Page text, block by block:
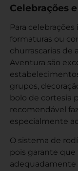
Celebrações
Para
formaturas ou
churrascarias de
Aventura são
grupos,
bolo de cortesia
recomendável
especialmente
O sistema de
pois garante
adequadamente